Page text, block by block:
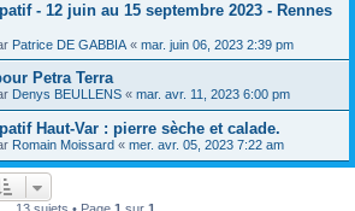
- 12 juin au 15 septembre 2023 - Rennes
Patrice DE GABBIA « mar. juin 06, 2023 2:39 pm
Petra Terra
Denys BEULLENS « mar. avr. 11, 2023 6:00 pm
Haut-Var : pierre sèche et calade.
Romain Moissard « mer. avr. 05, 2023 7:22 am